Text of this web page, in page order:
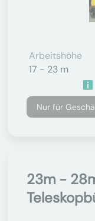
Arbeitshöhe
17 - 23 m
Nur für
23m -